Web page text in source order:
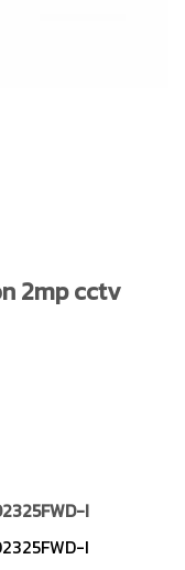
2mp cctv
I
I